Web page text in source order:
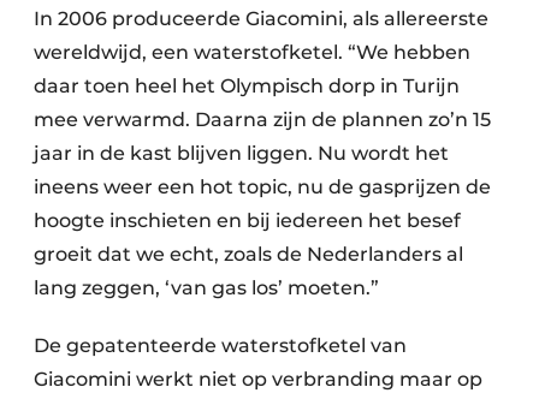
In 2006 produceerde Giacomini, als allereerste
wereldwijd, een waterstofketel. “We hebben
daar toen heel het Olympisch dorp in Turijn
mee verwarmd. Daarna zijn de plannen zo’n 15
jaar in de kast blijven liggen. Nu wordt het
ineens weer een hot topic, nu de gasprijzen de
hoogte inschieten en bij iedereen het besef
groeit dat we echt, zoals de Nederlanders al
lang zeggen, ‘van gas los’ moeten.”
De gepatenteerde waterstofketel van
Giacomini werkt niet op verbranding maar op